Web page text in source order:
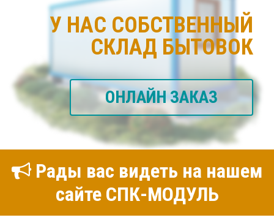
У НАС СОБСТВЕННЫЙ
СКЛАД БЫТОВОК
ОНЛАЙН ЗАКАЗ
Рады вас видеть на нашем
сайте СПК-МОДУЛЬ